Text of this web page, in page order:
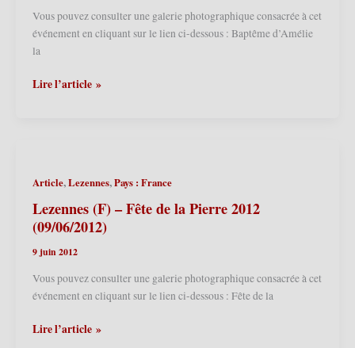
Vous pouvez consulter une galerie photographique consacrée à cet
événement en cliquant sur le lien ci-dessous : Baptême d’Amélie
la
Saint-
d’Amélie
la
Géante
2012
(17/06/2012)
Lire l’article »
Article,Lezennes,Pays : France
Lezennes (F) – Fête de la Pierre 2012
(09/06/2012)
9 juin 2012
Vous pouvez consulter une galerie photographique consacrée à cet
événement en cliquant sur le lien ci-dessous : Fête de la
Lezennes
Lire l’article »